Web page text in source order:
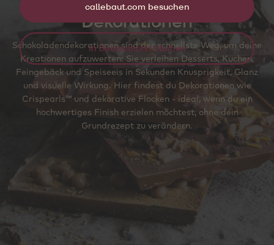
Dekorationen
Schokoladendekorationen sind der schnellste Weg, um deine
Kreationen aufzuwerten: Sie verleihen Desserts, Kuchen,
Feingebäck und Speiseeis in Sekunden Knusprigkeit, Glanz
und visuelle Wirkung. Hier findest du Dekorationen wie
Crispearls™ und dekorative Flocken - ideal, wenn du ein
hochwertiges Finish erzielen möchtest, ohne dein
Grundrezept zu verändern.
callebaut.com besuchen
In Deutschland bleiben